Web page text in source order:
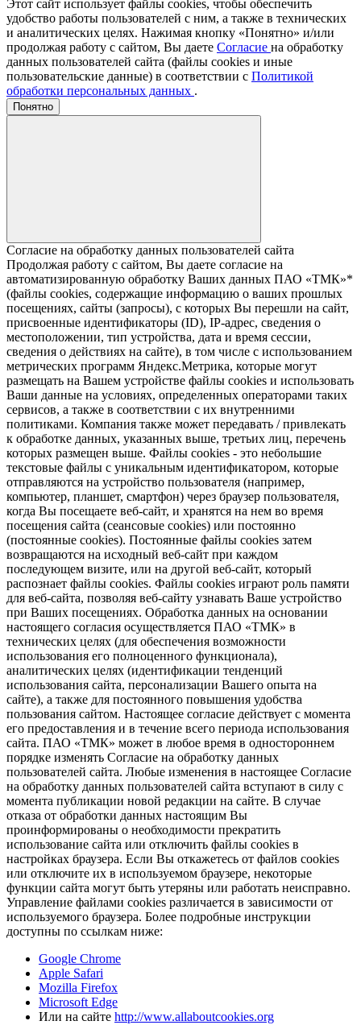
Этот сайт использует файлы cookies, чтобы обеспечить
удобство работы пользователей с ним, а также в технических
и аналитических целях. Нажимая кнопку «Понятно» и/или
продолжая работу с сайтом, Вы даете Согласие на обработку
данных пользователей сайта (файлы cookies и иные
пользовательские данные) в соответствии с Политикой
обработки персональных данных .
Понятно
Согласие на обработку данных пользователей сайта
Продолжая работу с сайтом, Вы даете согласие на
автоматизированную обработку Ваших данных ПАО «ТМК»*
(файлы cookies, содержащие информацию о ваших прошлых
посещениях, сайты (запросы), с которых Вы перешли на сайт,
присвоенные идентификаторы (ID), IP-адрес, сведения о
местоположении, тип устройства, дата и время сессии,
сведения о действиях на сайте), в том числе с использованием
метрических программ Яндекс.Метрика, которые могут
размещать на Вашем устройстве файлы cookies и использовать
Ваши данные на условиях, определенных операторами таких
сервисов, а также в соответствии с их внутренними
политиками. Компания также может передавать / привлекать
к обработке данных, указанных выше, третьих лиц, перечень
которых размещен выше. Файлы cookies - это небольшие
текстовые файлы с уникальным идентификатором, которые
отправляются на устройство пользователя (например,
компьютер, планшет, смартфон) через браузер пользователя,
когда Вы посещаете веб-сайт, и хранятся на нем во время
посещения сайта (сеансовые cookies) или постоянно
(постоянные cookies). Постоянные файлы cookies затем
возвращаются на исходный веб-сайт при каждом
последующем визите, или на другой веб-сайт, который
распознает файлы cookies. Файлы cookies играют роль памяти
для веб-сайта, позволяя веб-сайту узнавать Ваше устройство
при Ваших посещениях. Обработка данных на основании
настоящего согласия осуществляется ПАО «ТМК» в
технических целях (для обеспечения возможности
использования его полноценного функционала),
аналитических целях (идентификации тенденций
использования сайта, персонализации Вашего опыта на
сайте), а также для постоянного повышения удобства
пользования сайтом. Настоящее согласие действует с момента
его предоставления и в течение всего периода использования
сайта. ПАО «ТМК» может в любое время в одностороннем
порядке изменять Согласие на обработку данных
пользователей сайта. Любые изменения в настоящее Согласие
на обработку данных пользователей сайта вступают в силу с
момента публикации новой редакции на сайте. В случае
отказа от обработки данных настоящим Вы
проинформированы о необходимости прекратить
использование сайта или отключить файлы cookies в
настройках браузера. Если Вы откажетесь от файлов cookies
или отключите их в используемом браузере, некоторые
функции сайта могут быть утеряны или работать неисправно.
Управление файлами cookies различается в зависимости от
используемого браузера. Более подробные инструкции
доступны по ссылкам ниже:
Google Chrome
Apple Safari
Mozilla Firefox
Microsoft Edge
Или на сайте http://www.allaboutcookies.org